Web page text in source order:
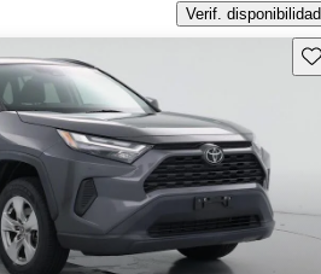
Verif. disponibilidad